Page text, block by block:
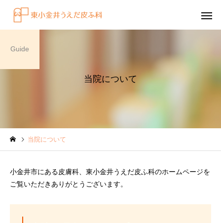
水虫（足白癬）を放置する
円形脱毛症になぜ「光
～エキシマライト（紫
当院について
Guide
当院について
小金井市にある皮膚科、東小金井うえだ皮ふ科のホームページを
ご覧いただきありがとうございます。